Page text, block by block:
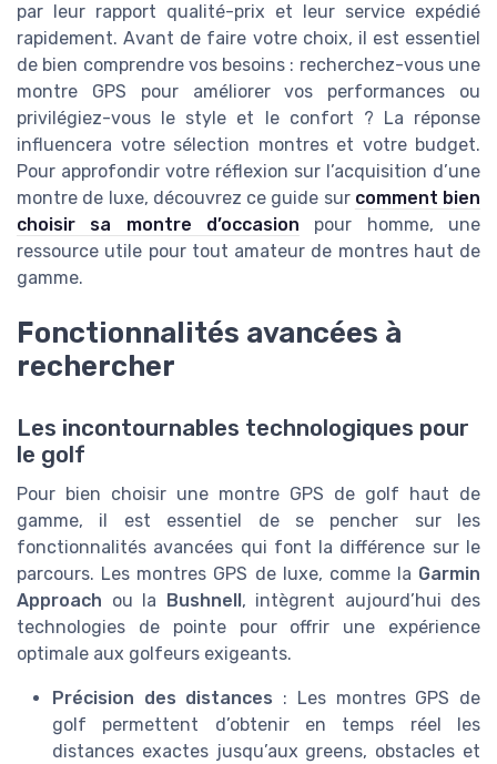
par leur rapport qualité-prix et leur service expédié
rapidement. Avant de faire votre choix, il est essentiel
de bien comprendre vos besoins : recherchez-vous une
montre GPS pour améliorer vos performances ou
privilégiez-vous le style et le confort ? La réponse
influencera votre sélection montres et votre budget.
Pour approfondir votre réflexion sur l’acquisition d’une
montre de luxe, découvrez ce guide sur comment bien
choisir sa montre d’occasion pour homme, une
ressource utile pour tout amateur de montres haut de
gamme.
Fonctionnalités avancées à
rechercher
Les incontournables technologiques pour
le golf
Pour bien choisir une montre GPS de golf haut de
gamme, il est essentiel de se pencher sur les
fonctionnalités avancées qui font la différence sur le
parcours. Les montres GPS de luxe, comme la Garmin
Approach ou la Bushnell , intègrent aujourd’hui des
technologies de pointe pour offrir une expérience
optimale aux golfeurs exigeants.
Précision des distances : Les montres GPS de
golf permettent d’obtenir en temps réel les
distances exactes jusqu’aux greens, obstacles et